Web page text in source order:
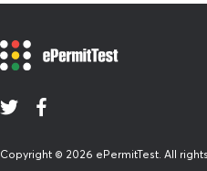
Copyright © 2026 ePermitTest. All